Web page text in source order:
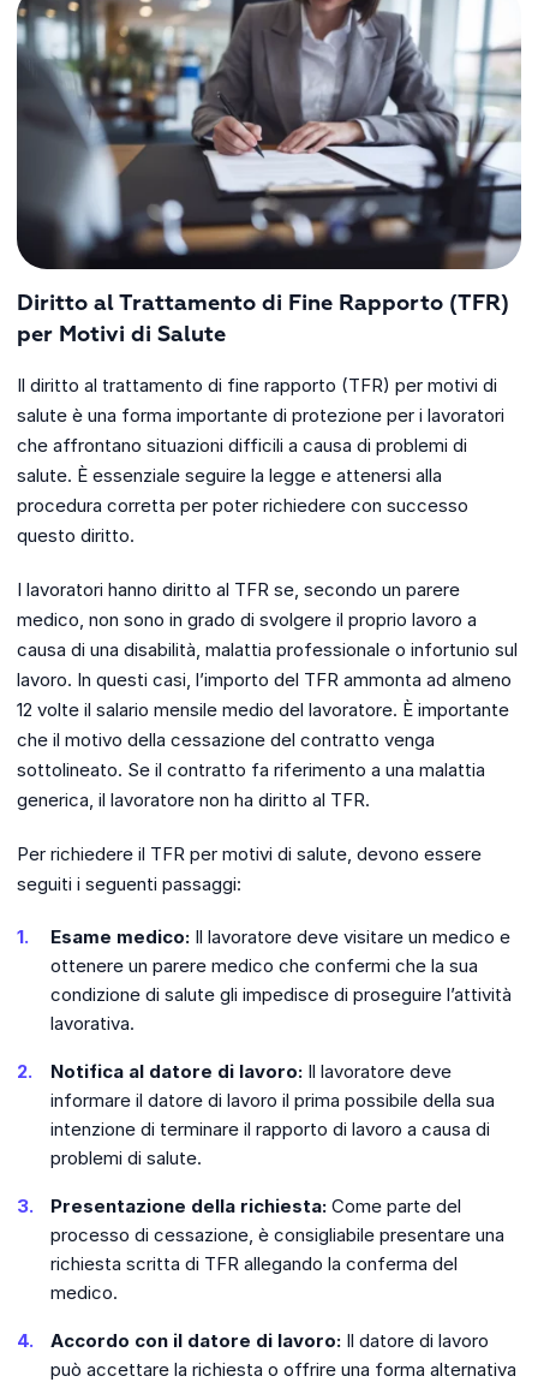
Diritto al Trattamento di Fine Rapporto (TFR)
per Motivi di Salute
Il diritto al trattamento di fine rapporto (TFR) per motivi di
salute è una forma importante di protezione per i lavoratori
che affrontano situazioni difficili a causa di problemi di
salute. È essenziale seguire la legge e attenersi alla
procedura corretta per poter richiedere con successo
questo diritto.
I lavoratori hanno diritto al TFR se, secondo un parere
medico, non sono in grado di svolgere il proprio lavoro a
causa di una disabilità, malattia professionale o infortunio sul
lavoro. In questi casi, l’importo del TFR ammonta ad almeno
12 volte il salario mensile medio del lavoratore. È importante
che il motivo della cessazione del contratto venga
sottolineato. Se il contratto fa riferimento a una malattia
generica, il lavoratore non ha diritto al TFR.
Per richiedere il TFR per motivi di salute, devono essere
seguiti i seguenti passaggi:
Esame medico: Il lavoratore deve visitare un medico e
ottenere un parere medico che confermi che la sua
condizione di salute gli impedisce di proseguire l’attività
lavorativa.
Notifica al datore di lavoro: Il lavoratore deve
informare il datore di lavoro il prima possibile della sua
intenzione di terminare il rapporto di lavoro a causa di
problemi di salute.
Presentazione della richiesta: Come parte del
processo di cessazione, è consigliabile presentare una
richiesta scritta di TFR allegando la conferma del
medico.
Accordo con il datore di lavoro: Il datore di lavoro
può accettare la richiesta o offrire una forma alternativa